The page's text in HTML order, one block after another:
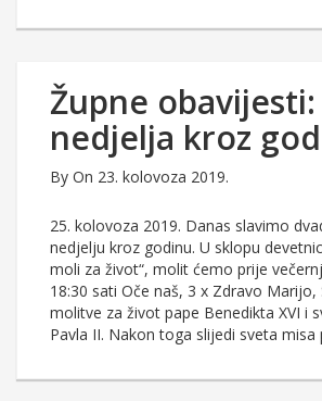
Župne obavijesti:
nedjelja kroz
By On 23. kolovoza 2019.
25. kolovoza 2019. Danas slavimo
nedjelju kroz godinu. U sklopu
moli za život“, molit ćemo prije
18:30 sati Oče naš, 3 x Zdravo Marijo,
molitve za život pape Benedikta XVI i
Pavla II. Nakon toga slijedi sveta